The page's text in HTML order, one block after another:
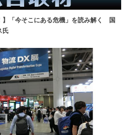
】「今そこにある危機」を読み解く 国
氏